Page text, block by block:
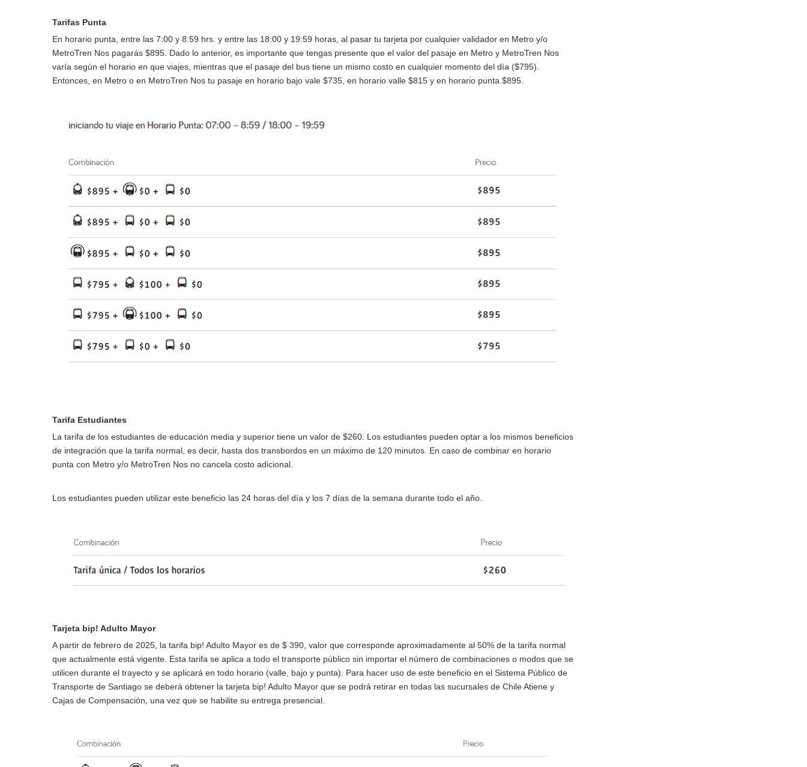
Tarifas Punta
En horario punta, entre las 7:00 y 8:59 hrs. y entre las 18:00 y 19:59 horas, al pasar tu tarjeta por cualquier validador en Metro y/o
MetroTren Nos pagarás $895. Dado lo anterior, es importante que tengas presente que el valor del pasaje en Metro y MetroTren Nos
varía según el horario en que viajes, mientras que el pasaje del bus tiene un mismo costo en cualquier momento del día ($795).
Entonces, en Metro o en MetroTren Nos tu pasaje en horario bajo vale $735, en horario valle $815 y en horario punta $895.
Tarifa Estudiantes
La tarifa de los estudiantes de educación media y superior tiene un valor de $260. Los estudiantes pueden optar a los mismos beneficios
de integración que la tarifa normal, es decir, hasta dos transbordos en un máximo de 120 minutos. En caso de combinar en horario
punta con Metro y/o MetroTren Nos no cancela costo adicional.
Los estudiantes pueden utilizar este beneficio las 24 horas del día y los 7 días de la semana durante todo el año.
Tarjeta bip! Adulto Mayor
A partir de febrero de 2025, la tarifa bip! Adulto Mayor es de $ 390, valor que corresponde aproximadamente al 50% de la tarifa normal
que actualmente está vigente. Esta tarifa se aplica a todo el transporte público sin importar el número de combinaciones o modos que se
utilicen durante el trayecto y se aplicará en todo horario (valle, bajo y punta). Para hacer uso de este beneficio en el Sistema Público de
Transporte de Santiago se deberá obtener la tarjeta bip! Adulto Mayor que se podrá retirar en todas las sucursales de Chile Atiene y
Cajas de Compensación, una vez que se habilite su entrega presencial.